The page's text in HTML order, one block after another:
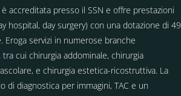
accreditata presso il SSN e offre prestazioni
hospital, day surgery) con una dotazione di 49
servizi in numerose branche
cui chirurgia addominale, chirurgia
e chirurgia estetica-ricostruttiva. La
diagnostica per immagini, TAC e un